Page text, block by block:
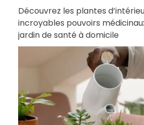
Découvrez les plantes
incroyables pouvoirs
jardin de santé à domicile